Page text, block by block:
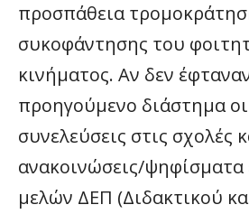
προσπάθεια
συκοφάντησης του
κινήματος. Αν δεν
προηγούμενο διάστημα
συνελεύσεις στις σχολές
ανακοινώσεις/
μελών ΔΕΠ (Διδακτικού